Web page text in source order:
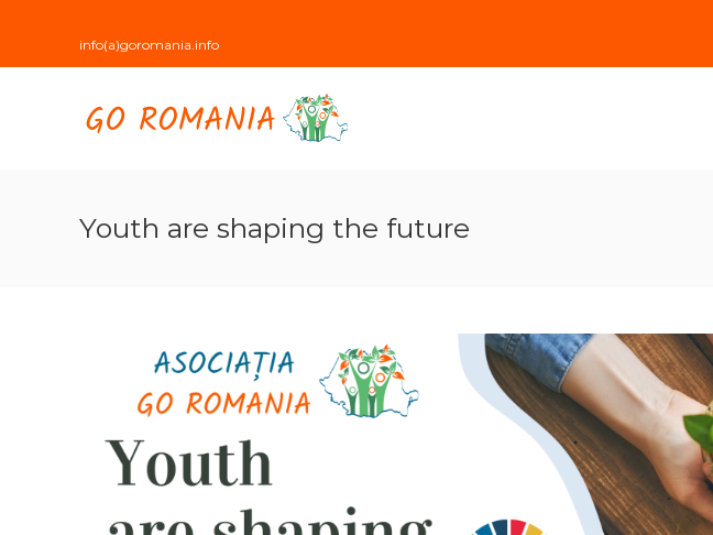
info(a)goromania.info
Romania
Youth are shaping the future